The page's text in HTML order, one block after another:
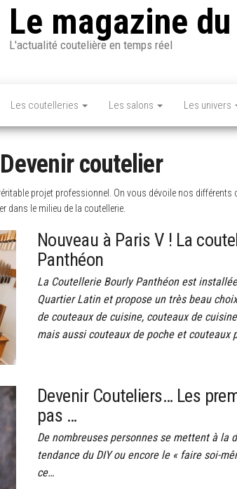
Le magazine
L'actualité coutelière en temps réel
Les coutelleries Les salons Les univers
Devenir coutelier
projet professionnel. On vous dévoile nos
dans le milieu de la coutellerie.
Nouveau à Paris V ! La
Panthéon
La Coutellerie Bourly Panthéon est
Quartier Latin et propose un très beau
de couteaux de cuisine, couteaux de
mais aussi couteaux de poche et couteaux
Devenir Couteliers… Les
pas …
De nombreuses personnes se mettent à la
tendance du DIY ou encore le « faire soi-
ce…